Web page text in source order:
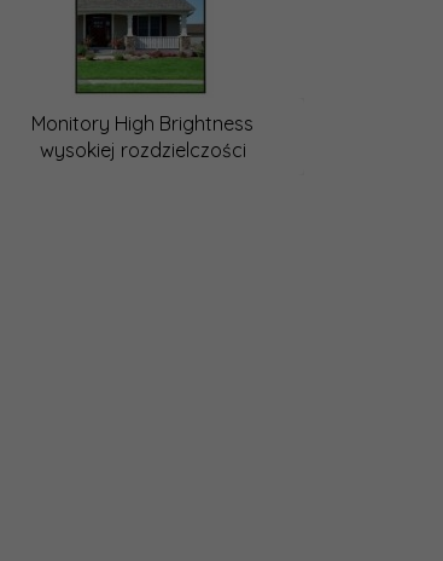
Monitory High Brightness
wysokiej rozdzielczości